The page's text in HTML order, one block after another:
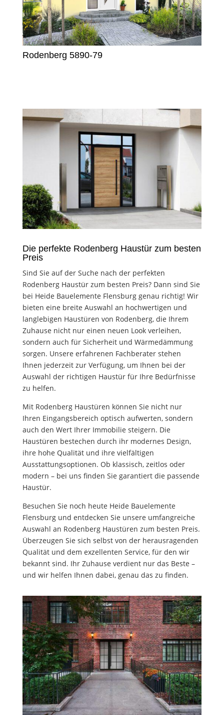
Rodenberg 5890-79
Die perfekte Rodenberg Haustür zum besten
Preis
Sind Sie auf der Suche nach der perfekten
Rodenberg Haustür zum besten Preis? Dann sind Sie
bei Heide Bauelemente Flensburg genau richtig! Wir
bieten eine breite Auswahl an hochwertigen und
langlebigen Haustüren von Rodenberg, die Ihrem
Zuhause nicht nur einen neuen Look verleihen,
sondern auch für Sicherheit und Wärmedämmung
sorgen. Unsere erfahrenen Fachberater stehen
Ihnen jederzeit zur Verfügung, um Ihnen bei der
Auswahl der richtigen Haustür für Ihre Bedürfnisse
zu helfen.
Mit Rodenberg Haustüren können Sie nicht nur
Ihren Eingangsbereich optisch aufwerten, sondern
auch den Wert Ihrer Immobilie steigern. Die
Haustüren bestechen durch ihr modernes Design,
ihre hohe Qualität und ihre vielfältigen
Ausstattungsoptionen. Ob klassisch, zeitlos oder
modern – bei uns finden Sie garantiert die passende
Haustür.
Besuchen Sie noch heute Heide Bauelemente
Flensburg und entdecken Sie unsere umfangreiche
Auswahl an Rodenberg Haustüren zum besten Preis.
Überzeugen Sie sich selbst von der herausragenden
Qualität und dem exzellenten Service, für den wir
bekannt sind. Ihr Zuhause verdient nur das Beste –
und wir helfen Ihnen dabei, genau das zu finden.